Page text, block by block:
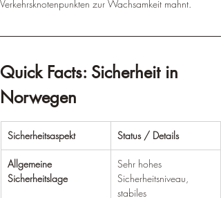
Verkehrsknotenpunkten zur Wachsamkeit mahnt.
Quick Facts: Sicherheit in
Norwegen
Sicherheitsaspekt Status / Details
Allgemeine
Sicherheitslage
Sehr hohes
Sicherheitsniveau,
stabiles